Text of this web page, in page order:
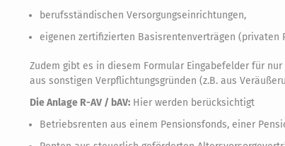
berufsständischen Versorgungseinrichtungen,
eigenen zertifizierten Basisrentenverträgen (privaten
Zudem gibt es in diesem Formular Eingabefelder für
aus sonstigen Verpflichtungsgründen (z.B. aus
Die Anlage R-AV / bAV: Hier werden berücksichtigt
Betriebsrenten aus einem Pensionsfonds, einer